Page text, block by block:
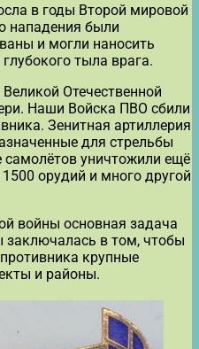
в годы Второй мировой
нападения были
и могли наносить
тыла врага.
Отечественной
Наши Войска ПВО сбили
Зенитная артиллерия
для стрельбы
уничтожили ещё
орудий и много другой
войны основная задача
заключалась в том, чтобы
крупные
и районы.